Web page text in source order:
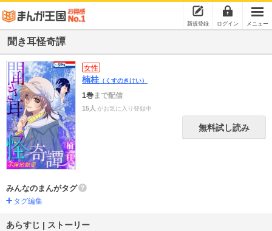
新規登録 ログイン メニュー
聞き耳怪奇譚
女性
楠桂 （くすのきけい）
1巻まで配信
15人 がお気に入り登録中
無料試し読み
みんなのまんがタグ
タグ編集
あらすじ | ストーリー